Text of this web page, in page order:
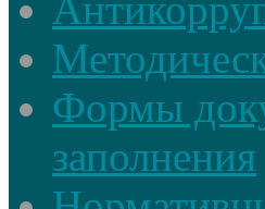
Формы
заполнения